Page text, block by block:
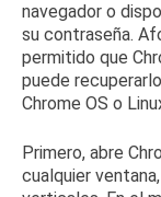
navegador o
su contraseña.
permitido que
puede
Chrome OS o
Primero, abre
cualquier